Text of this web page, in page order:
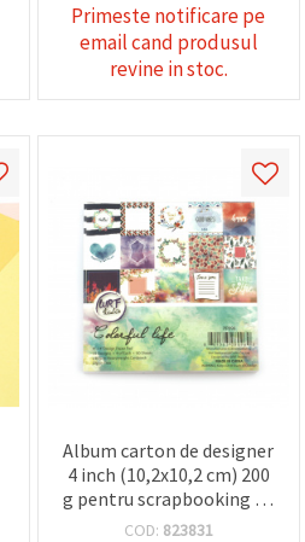
Primeste notificare pe
email cand produsul
revine in stoc.
Album carton de designer
4 inch (10,2x10,2 cm) 200
g pentru scrapbooking 15
modele x 4 coli -60 coli
COD: 823831